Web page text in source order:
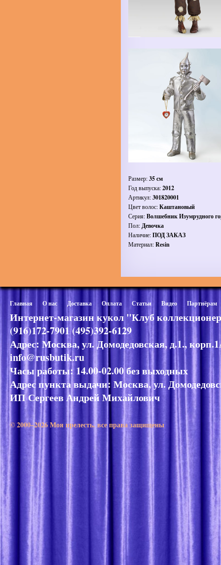
Размер:35 см
Год выпуска:2012
Артикул:301820001
Цвет волос:Каштановый
Серия:Волшебник Изумрудного
Пол:Девочка
Наличие:ПОД ЗАКАЗ
Материал:Resin
Главная О нас Доставка Оплата Статьи Видео Партнёрам
Интернет-магазин кукол "Клуб
(916)172-7901 (495)392-6129
Адрес: Москва, ул. Домодедовская, д.1.,
info@rusbutik.ru
Часы работы: 14.00-02.00 без выходных
Адрес пункта выдачи: Москва, ул.
ИП Сергеев Андрей Михайлович
© 2000–2026 Моя прелесть. все права защищены